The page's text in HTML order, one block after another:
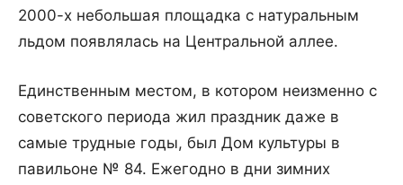
2000-х небольшая площадка с натуральным
льдом появлялась на Центральной аллее.
Единственным местом, в котором неизменно с
советского периода жил праздник даже в
самые трудные годы, был Дом культуры в
павильоне № 84. Ежегодно в дни зимних